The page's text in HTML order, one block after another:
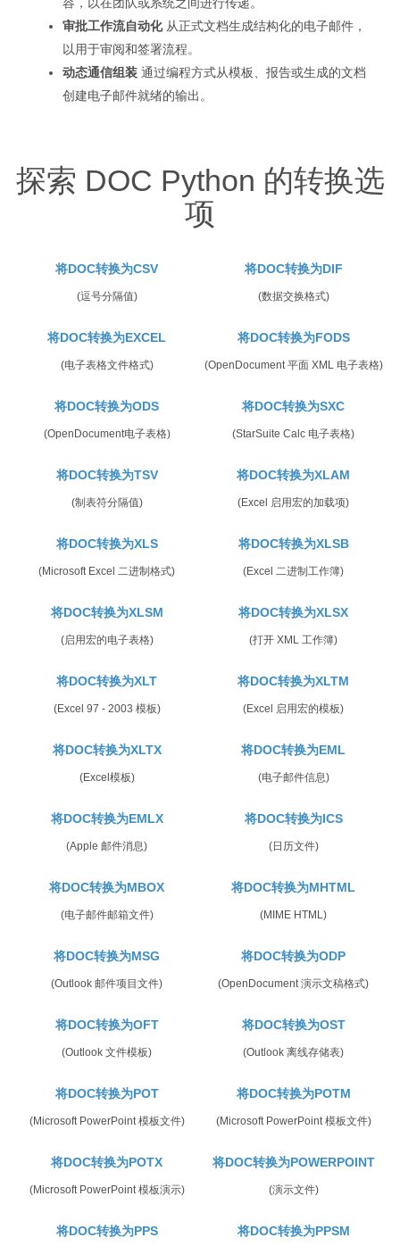
审批工作流自动化从正式文档生成结构化的电子邮件，
以用于审阅和签署流程。
动态通信组装 通过编程方式从模板、报告或生成的文档
创建电子邮件就绪的输出。
探索 DOC Python 的转换选
项
将DOC转换为CSV
(逗号分隔值)
将DOC转换为DIF
(数据交换格式)
将DOC转换为EXCEL
(电子表格文件格式)
将DOC转换为FODS
(OpenDocument 平面 XML 电子表格)
将DOC转换为ODS
(OpenDocument电子表格)
将DOC转换为SXC
(StarSuite Calc 电子表格)
将DOC转换为TSV
(制表符分隔值)
将DOC转换为XLAM
(Excel 启用宏的加载项)
将DOC转换为XLS
(Microsoft Excel 二进制格式)
将DOC转换为XLSB
(Excel 二进制工作簿)
将DOC转换为XLSM
(启用宏的电子表格)
将DOC转换为XLSX
(打开 XML 工作簿)
将DOC转换为XLT
(Excel 97 - 2003 模板)
将DOC转换为XLTM
(Excel 启用宏的模板)
将DOC转换为XLTX
(Excel模板)
将DOC转换为EML
(电子邮件信息)
将DOC转换为EMLX
(Apple 邮件消息)
将DOC转换为ICS
(日历文件)
将DOC转换为MBOX
(电子邮件邮箱文件)
将DOC转换为MHTML
(MIME HTML)
将DOC转换为MSG
(Outlook 邮件项目文件)
将DOC转换为ODP
(OpenDocument 演示文稿格式)
将DOC转换为OFT
(Outlook 文件模板)
将DOC转换为OST
(Outlook 离线存储表)
将DOC转换为POT
(Microsoft PowerPoint 模板文件)
将DOC转换为POTM
(Microsoft PowerPoint 模板文件)
将DOC转换为POTX
(Microsoft PowerPoint 模板演示)
将DOC转换为POWERPOINT
(演示文件)
将DOC转换为PPS 将DOC转换为PPSM